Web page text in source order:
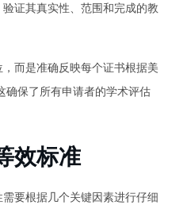
证其真实性、范围和完成的教
而是准确反映每个证书根据美
确保了所有申请者的学术评估
效标准
要根据几个关键因素进行仔细